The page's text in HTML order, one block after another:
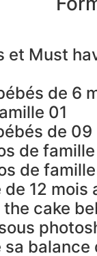
et Must
de 6
01
de 09
de
de
12
cake